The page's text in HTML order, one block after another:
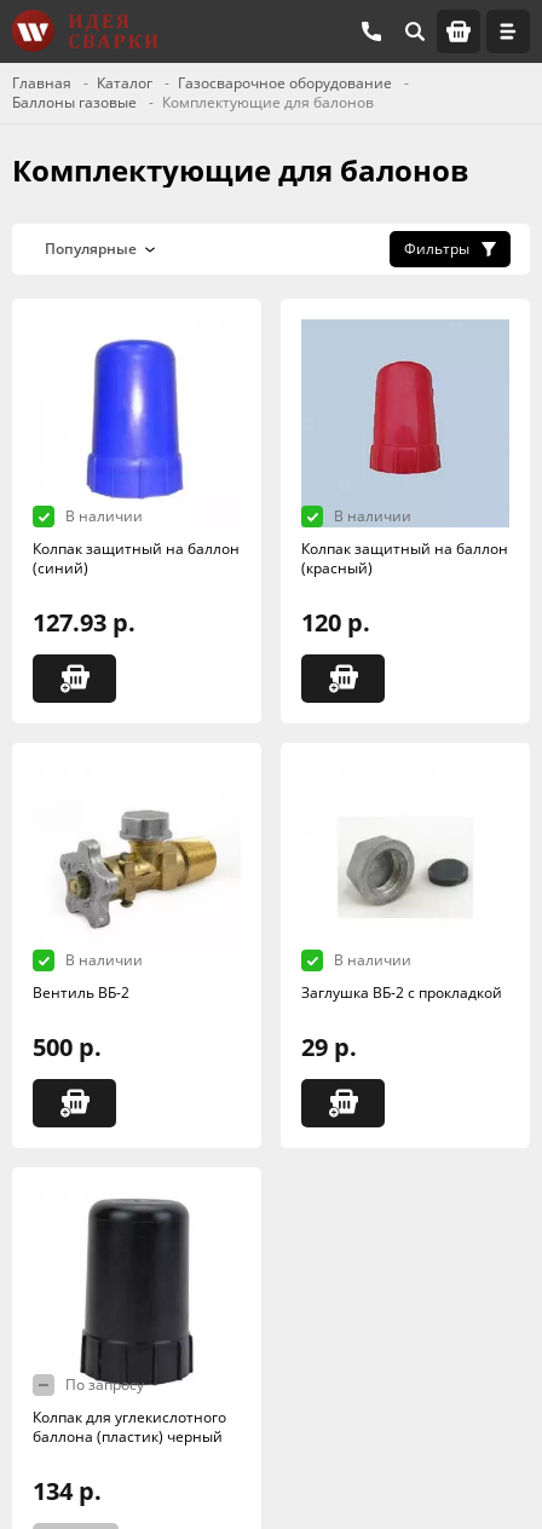
Главная Каталог
Газосварочное оборудование
Баллоны газовые
Комплектующие для балонов
Комплектующие для балонов
Фильтры
В наличии
Колпак защитный на баллон
(синий)
127.93 р.
В наличии
Колпак защитный на баллон
(красный)
120 р.
В наличии
Вентиль ВБ-2
500 р.
В наличии
Заглушка ВБ-2 с прокладкой
29 р.
По запросу
Колпак для углекислотного
баллона (пластик) черный
134 р.